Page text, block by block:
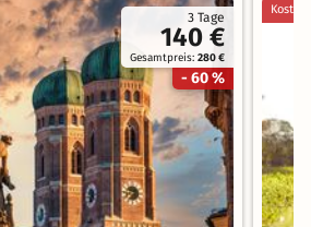
3 Tage
140 €
Gesamtpreis:280 €
- 60 %